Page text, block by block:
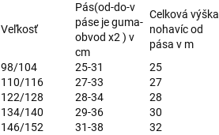
Veľkosť
Pás(od-do-v
páse je guma-
obvod x2 ) v
cm
Celková výška
nohavíc od
pása v m
98/104
25-31
25
110/116
27-33
27
122/128
28-34
28
134/140
29-36
30
146/152
31-38
32